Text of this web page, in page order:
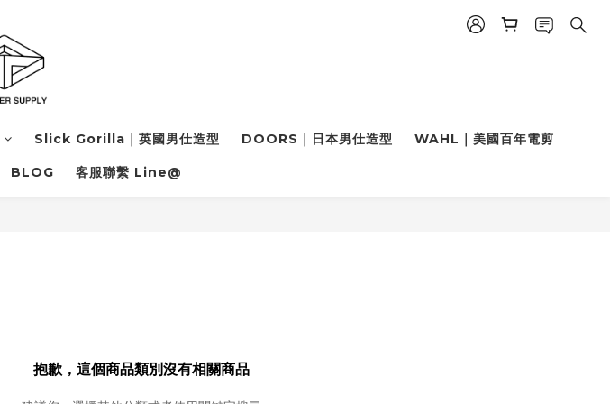
Slick Gorilla｜英國男仕造型 DOORS｜日本男仕造型 WAHL｜美國百年電剪
BLOG 客服聯繫 Line@
抱歉，這個商品類別沒有相關商品